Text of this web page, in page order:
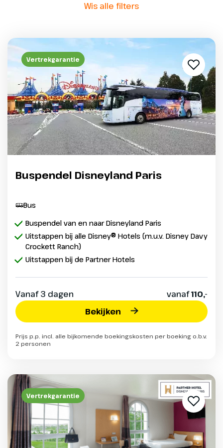
Wis alle filters
Vertrekgarantie
Buspendel Disneyland Paris
Bus
Buspendel van en naar Disneyland Paris
Uitstappen bij alle Disney® Hotels (m.u.v. Disney Davy
Crockett Ranch)
Uitstappen bij de Partner Hotels
Vanaf 3 dagen vanaf110,-
Bekijken
Prijs p.p. incl. alle bijkomende boekingskosten per boeking o.b.v.
2 personen
Vertrekgarantie